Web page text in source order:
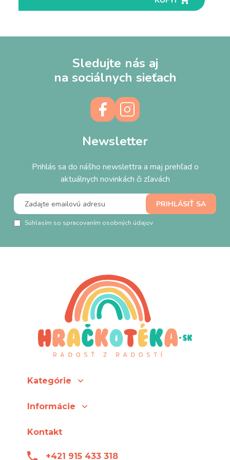
Sledujte nás aj
na sociálnych sieťach
Newsletter
Prihlás sa do nášho newslettra a maj prehľad o
aktuálnych novinkách či zľavách
Súhlasím so spracovaním osobných údajov
Kategórie
Informácie
Kontakt
+421 915 433 318